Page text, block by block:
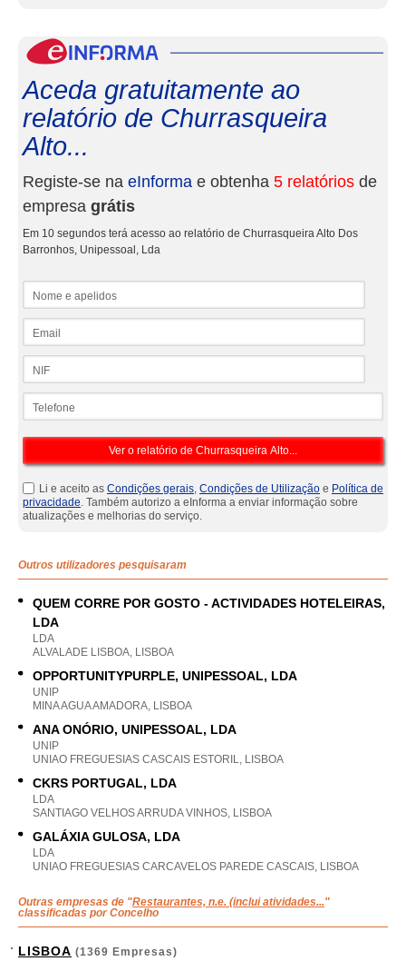
Aceda gratuitamente ao
relatório de Churrasqueira
Alto...
Registe-se na eInforma e obtenha 5 relatórios de
empresa grátis
Em 10 segundos terá acesso ao relatório de Churrasqueira Alto Dos
Barronhos, Unipessoal, Lda
Li e aceito as Condições gerais, Condições de Utilização e Política de
privacidade. Também autorizo a eInforma a enviar informação sobre
atualizações e melhorias do serviço.
Outros utilizadores pesquisaram
QUEM CORRE POR GOSTO - ACTIVIDADES HOTELEIRAS,
LDA
LDA
ALVALADE LISBOA, LISBOA
OPPORTUNITYPURPLE, UNIPESSOAL, LDA
UNIP
MINA AGUA AMADORA, LISBOA
ANA ONÓRIO, UNIPESSOAL, LDA
UNIP
UNIAO FREGUESIAS CASCAIS ESTORIL, LISBOA
CKRS PORTUGAL, LDA
LDA
SANTIAGO VELHOS ARRUDA VINHOS, LISBOA
GALÁXIA GULOSA, LDA
LDA
UNIAO FREGUESIAS CARCAVELOS PAREDE CASCAIS, LISBOA
Outras empresas de "Restaurantes, n.e. (inclui atividades..."
classificadas por Concelho
LISBOA (1369 Empresas)